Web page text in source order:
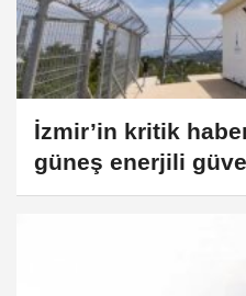
İzmir’in kritik
güneş enerjili